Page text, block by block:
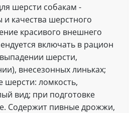
шерсти собакам -
и качества шерстного
красивого внешнего
включать в рацион
шерсти,
внесезонных линьках;
шерсти: ломкость,
вид; при подготовке
Содержит пивные дрожжи,